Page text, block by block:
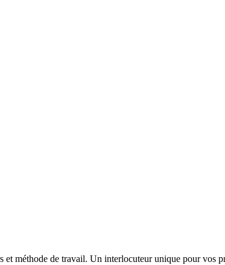
méthode de travail. Un interlocuteur unique pour vos